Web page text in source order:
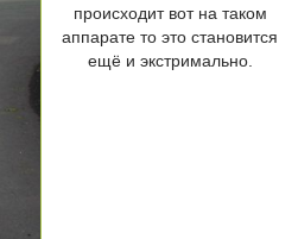
происходит вот на таком
аппарате то это становится
ещё и экстримально.